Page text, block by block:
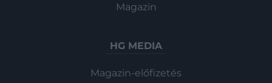
Magazin
HG MEDIA
Magazin-előfizetés